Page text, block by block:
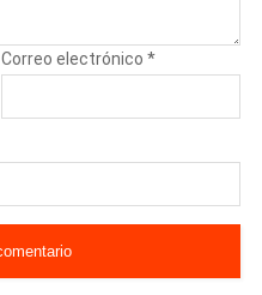
Correo electrónico*